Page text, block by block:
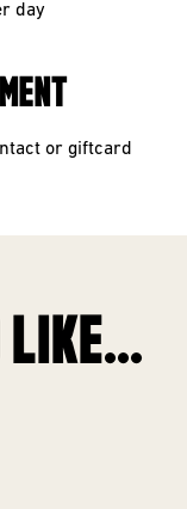
day
or giftcard
LIKE...